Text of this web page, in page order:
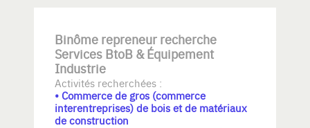
Binôme repreneur recherche
Services BtoB & Équipement
Industrie
Activités recherchées :
• Commerce de gros (commerce
interentreprises) de bois et de matériaux
de construction